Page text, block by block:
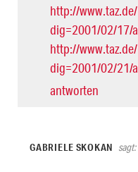
http://
dig=2001/02/17/
http://
dig=2001/02/21/
antworten
GABRIELE SKOKAN sagt: